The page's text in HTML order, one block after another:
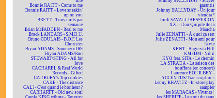
Bonnie RAITT - Come to me
Bonnie RAITT - Love sneakin'
up on you
BRETT - Trois nuits par
semaine
Brian McFADDEN - Real to me
Brock LANDARS - S.M.D.U.
Bruno COULAIS - B.O.F. Les
Choristes
Bryan ADAMS - Summer of 69
Bryan ADAMS/Rod
STEWART/STING - All for
love
CACHAREL & Real World
Records - Gifted
CADBURY's Top cookies
CAKE - The distance
CALI - C'est quand le bonheur ?
CARHARTT - Old new soul
Carole KING tribute - Tapestry
garantis
Johnny HALLYDAY - Un jour
viendra ²
Jordi SAVALL/HESPERION
XXI - Don Quijote de la
Mancha
Julie ZENATTI - À quoi ça sert
Julie ZENATTI - Mon ami pour
la vie
KENT - Hagnesta Hill
KMFDM - Nihil
KYO feat. SITA - Le chemin
LA STRADA - La saison des
bouffons (en concert)
Laurence EQUILBEY -
ACCENTUS/Transcriptions
Lenny KRAVITZ - In-store play
sampler
les MARACAS - Vivants !
les SHERIFF - Le goût du sang